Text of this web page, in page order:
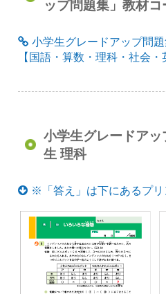
ップ問題集」教材コ
小学生グレードアップ問題
【国語・算数・理科・社会・
小学生グレードア
生 理科
※「答え」は下にあるプリ